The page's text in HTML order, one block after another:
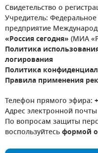
Свидетельство о
Учредитель:
предприятие
«Россия сегодня» (МИА
Политика
логирования
Политика
Правила применения
Телефон прямого эфира:
Адрес электронной
По вопросам защиты
воспользуйтесьформой